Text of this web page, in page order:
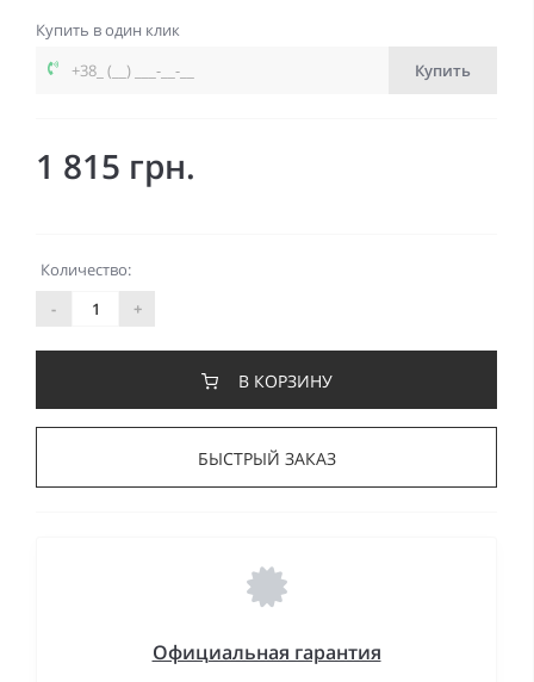
Купить в один клик
Купить
1 815 грн.
Количество:
-
+
В КОРЗИНУ
БЫСТРЫЙ ЗАКАЗ
Официальная гарантия